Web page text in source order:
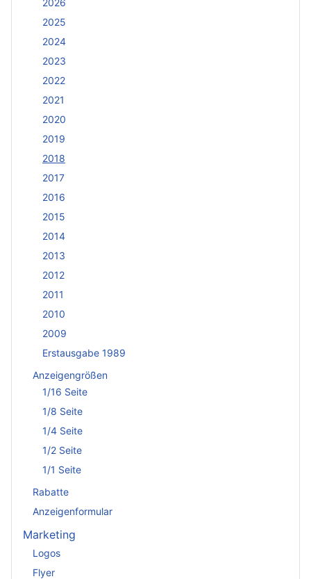
2026
2025
2024
2023
2022
2021
2020
2019
2018
2017
2016
2015
2014
2013
2012
2011
2010
2009
Erstausgabe 1989
Anzeigengrößen
1/16 Seite
1/8 Seite
1/4 Seite
1/2 Seite
1/1 Seite
Rabatte
Anzeigenformular
Marketing
Logos
Flyer